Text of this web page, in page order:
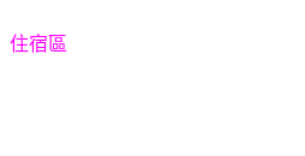
住宿區